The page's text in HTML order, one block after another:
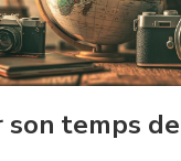
son temps